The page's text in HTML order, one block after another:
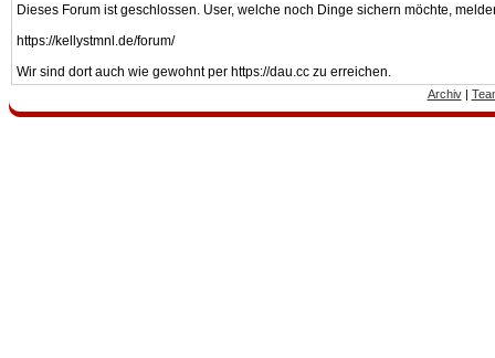
Dieses Forum ist geschlossen. User, welche noch Dinge sichern möchte,
https://kellystmnl.de/forum/
Wir sind dort auch wie gewohnt per https://dau.cc zu erreichen.
Archiv|